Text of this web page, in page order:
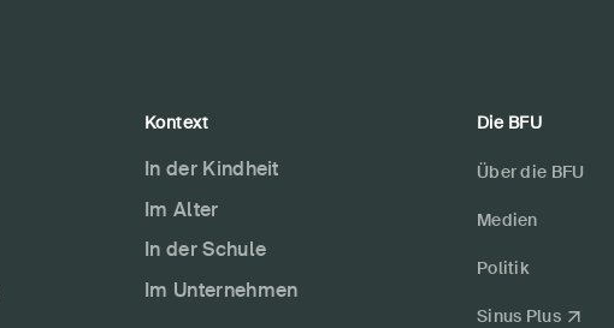
Kontext
In der Kindheit
Im Alter
In der Schule
Im Unternehmen
Die BFU
Über die BFU
Medien
Politik
Sinus Plus